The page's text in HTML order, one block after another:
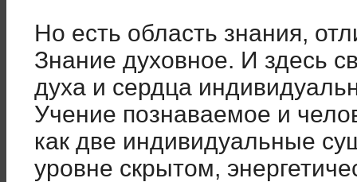
Но есть область знания,
Знание духовное. И здесь
духа и сердца
Учение познаваемое и
как две индивидуальные
уровне скрытом,